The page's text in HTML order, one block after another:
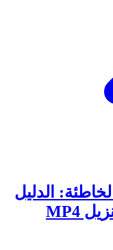
الدليل
النهائي للاختيار بين أدوات التنزيل MP4